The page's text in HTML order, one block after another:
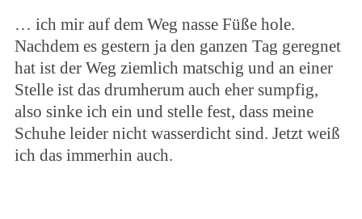
… ich mir auf dem Weg nasse Füße hole.
Nachdem es gestern ja den ganzen Tag geregnet
hat ist der Weg ziemlich matschig und an einer
Stelle ist das drumherum auch eher sumpfig,
also sinke ich ein und stelle fest, dass meine
Schuhe leider nicht wasserdicht sind. Jetzt weiß
ich das immerhin auch.